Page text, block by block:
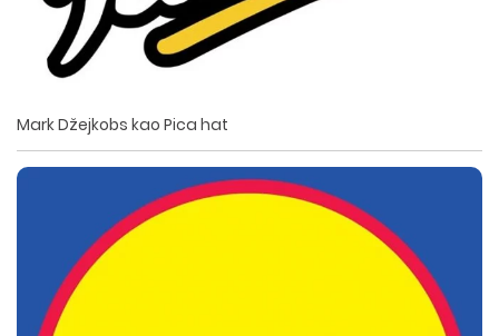
Mark Džejkobs kao Pica hat